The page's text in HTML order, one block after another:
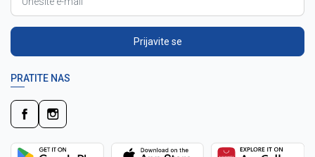
Prijavite se
PRATITE NAS